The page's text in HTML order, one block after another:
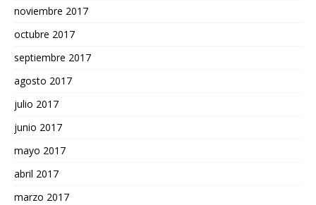
noviembre 2017
octubre 2017
septiembre 2017
agosto 2017
julio 2017
junio 2017
mayo 2017
abril 2017
marzo 2017